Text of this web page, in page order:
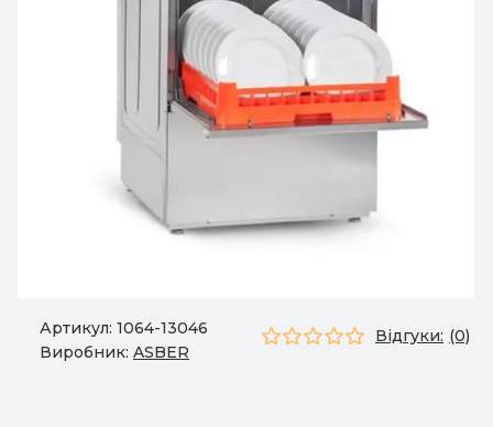
Артикул: 1064-13046
Виробник: ASBER
Відгуки: (0)